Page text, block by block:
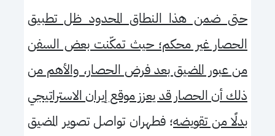
حتى ضمن هذا النطاق المحدود ظل تطبيق
الحصار غير محكم؛ حيث تمكّنت بعض السفن
من عبور المضيق بعد فرض الحصار، والأهم من
ذلك أن الحصار قد يعزز موقع إيران الاستراتيجي
بدلًا من تقويضه؛ فطهران تواصل تصوير المضيق